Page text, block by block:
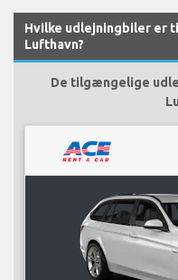
Hvilke udlejningbiler er
Lufthavn?
De tilgængelige